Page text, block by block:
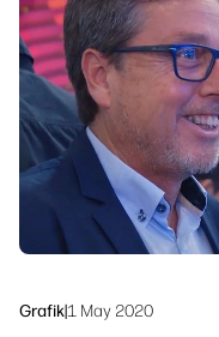
Sicherheit
Workflow-Lösungen
Nachhaltigkeit
Grafik|1 May 2020